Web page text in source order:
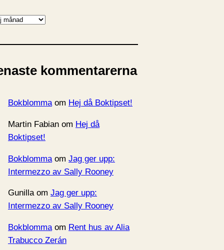
kommentarerna
Bokblommaom Hej då Boktipset!
Martin Fabian om Hej då
Boktipset!
Bokblomma om Jag ger upp:
Intermezzo av Sally Rooney
Gunillaom Jag ger upp:
Intermezzo av Sally Rooney
Bokblommaom Rent hus av Alia
Trabucco Zerán